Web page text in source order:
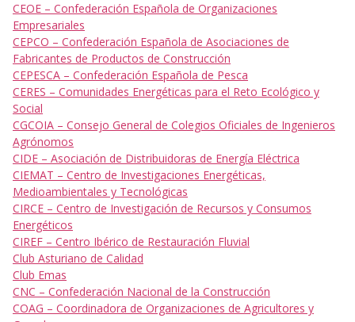
CEOE – Confederación Española de Organizaciones
Empresariales
CEPCO – Confederación Española de Asociaciones de
Fabricantes de Productos de Construcción
CEPESCA – Confederación Española de Pesca
CERES – Comunidades Energéticas para el Reto Ecológico y
Social
CGCOIA – Consejo General de Colegios Oficiales de Ingenieros
Agrónomos
CIDE – Asociación de Distribuidoras de Energía Eléctrica
CIEMAT – Centro de Investigaciones Energéticas,
Medioambientales y Tecnológicas
CIRCE – Centro de Investigación de Recursos y Consumos
Energéticos
CIREF – Centro Ibérico de Restauración Fluvial
Club Asturiano de Calidad
Club Emas
CNC – Confederación Nacional de la Construcción
COAG – Coordinadora de Organizaciones de Agricultores y